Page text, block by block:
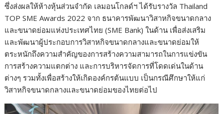
ซึ่งส่งผลให้ห้างหุ้นส่วนจำกัด เลมอนโกลด์ฯ ได้รับรางวัล Thailand
TOP SME Awards 2022 จาก ธนาคารพัฒนาวิสาหกิจขนาดกลาง
และขนาดย่อมแห่งประเทศไทย (SME Bank) ในด้าน เพื่อส่งเสริม
และพัฒนาผู้ประกอบการวิสาหกิจขนาดกลางและขนาดย่อมให้
ตระหนักถึงความสำคัญของการสร้างความสามารถในการแข่งขัน
การสร้างความแตกต่าง และการบริหารจัดการที่โดดเด่นในด้าน
ต่างๆ รวมทั้งเพื่อสร้างให้เกิดองค์กรต้นแบบ เป็นกรณีศึกษาให้แก่
วิสาหกิจขนาดกลางและขนาดย่อมของไทยต่อไป